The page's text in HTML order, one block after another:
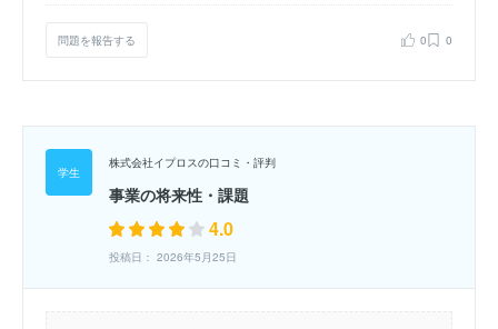
問題を報告する 0 0
株式会社イプロスの口コミ・評判
事業の将来性・課題
4.0
投稿日： 2026年5月25日